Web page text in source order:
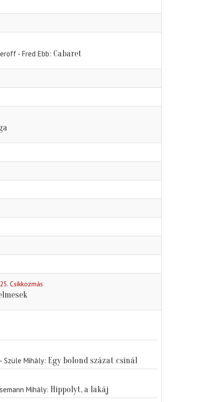
- Fred Ebb Cabaret
Csíkkozmás
Szüle Mihály Egy bolond százat csinál
Mihály Hippolyt, a lakáj